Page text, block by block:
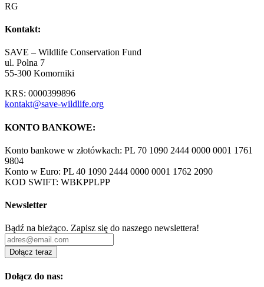
RG
Kontakt:
SAVE – Wildlife Conservation Fund
ul. Polna 7
55-300 Komorniki
KRS: 0000399896
kontakt@save-wildlife.org
KONTO BANKOWE:
Konto bankowe w złotówkach: PL 70 1090 2444 0000 0001 1761
9804
Konto w Euro: PL 40 1090 2444 0000 0001 1762 2090
KOD SWIFT: WBKPPLPP
Newsletter
Bądź na bieżąco. Zapisz się do naszego newslettera!
Dołącz teraz
Dołącz do nas: